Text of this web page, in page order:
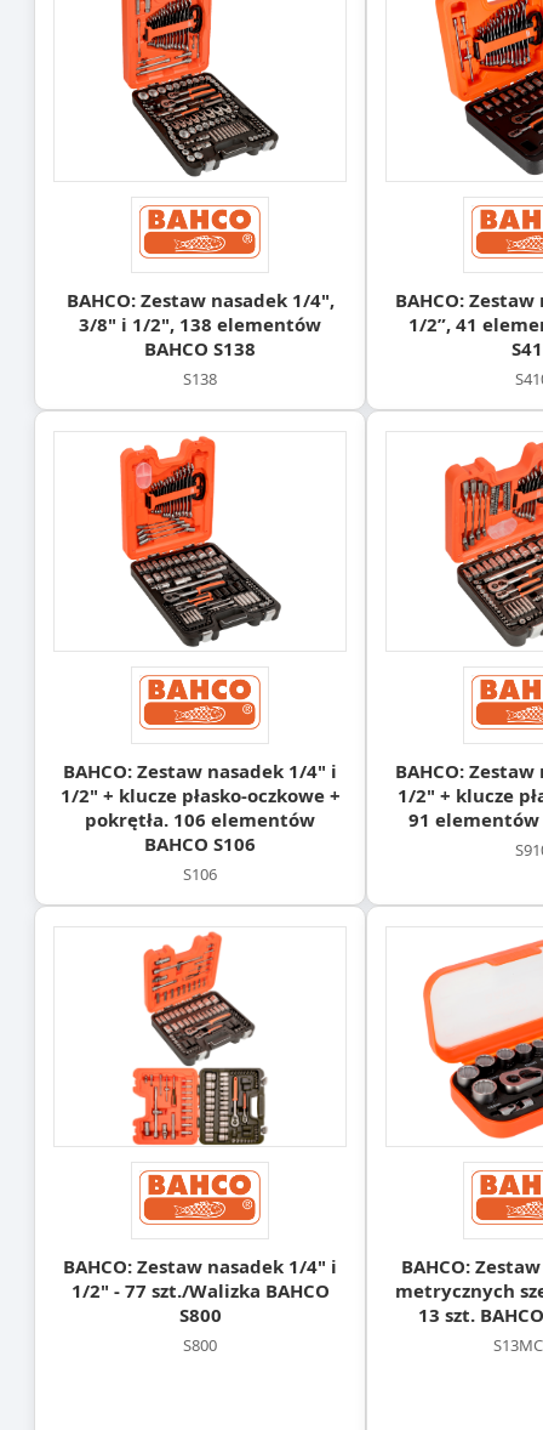
BAHCO: Zestaw nasadek 1/4",
3/8" i 1/2", 138 elementów
BAHCO S138
S138
BAHCO:
1/2”, 41
BAHCO: Zestaw nasadek 1/4" i
1/2" + klucze płasko-oczkowe +
pokrętła. 106 elementów
BAHCO S106
S106
BAHCO:
1/2" + klucze
91 elementów
BAHCO: Zestaw nasadek 1/4" i
1/2" - 77 szt./Walizka BAHCO
S800
S800
BAHCO:
metrycznych
13 szt.